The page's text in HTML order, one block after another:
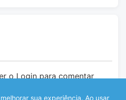
o Login para comentar